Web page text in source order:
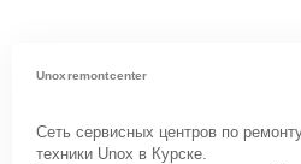
Unoxremontcenter
Сеть сервисных центров по
техники Unox в Курске.